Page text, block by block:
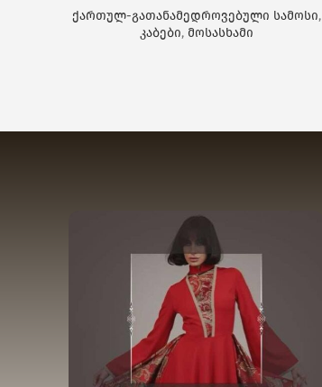
ქართულ-გათანამედროვებული სამოსი,
კაბები, მოსასხამი